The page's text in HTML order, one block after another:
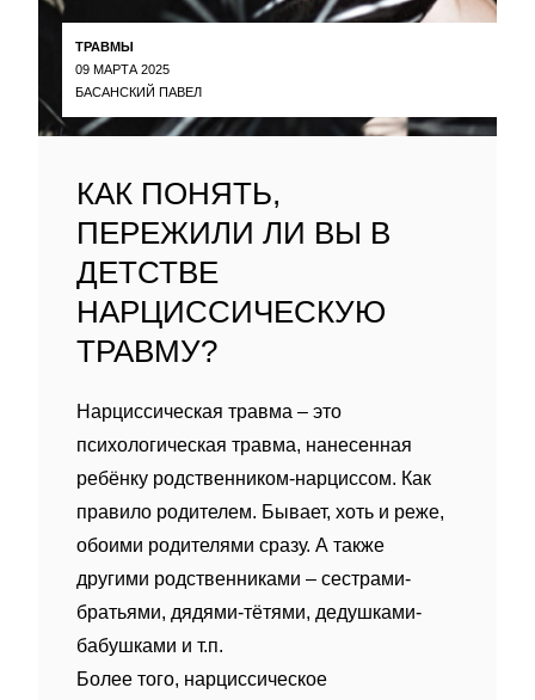
ТРАВМЫ
09 МАРТА 2025
БАСАНСКИЙ ПАВЕЛ
КАК ПОНЯТЬ,
ПЕРЕЖИЛИ ЛИ ВЫ В
ДЕТСТВЕ
НАРЦИССИЧЕСКУЮ
ТРАВМУ?
Нарциссическая травма – это
психологическая травма, нанесенная
ребëнку родственником-нарциссом. Как
правило родителем. Бывает, хоть и реже,
обоими родителями сразу. А также
другими родственниками – сестрами-
братьями, дядями-тëтями, дедушками-
бабушками и т.п.
Более того, нарциссическое